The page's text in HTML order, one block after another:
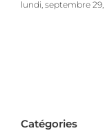
lundi, septembre
Catégories